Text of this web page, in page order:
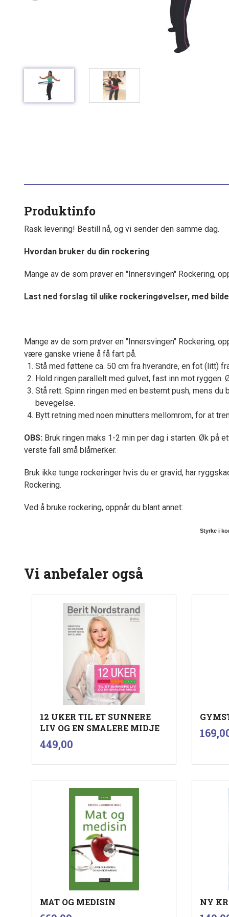
Produktinfo
Rask levering! Bestill nå, og vi sender den samme dag.
Hvordan bruker du din rockering
Mange av de som prøver en "Innersvingen" Rockering,
Last ned forslag til ulike rockeringøvelser, med
Mange av de som prøver en "Innersvingen" Rockering,
være ganske vriene å få fart på.
Stå med føttene ca. 50 cm fra hverandre, en fot (litt)
Hold ringen parallelt med gulvet, fast inn mot
Stå rett. Spinn ringen med en bestemt push, mens
bevegelse.
Bytt retning med noen minutters mellomrom, for at
OBS: Bruk ringen maks 1-2 min per dag i starten. Øk på
verste fall små blåmerker.
Bruk ikke tunge rockeringer hvis du er gravid, har
Rockering.
Ved å bruke rockering, oppnår du blant annet:
Styrke i
Vi anbefaler også
12 UKER TIL ET SUNNERE
LIV OG EN SMALERE MIDJE
Pris
449,00
Kjøp
Pris
MAT OG MEDISIN NY